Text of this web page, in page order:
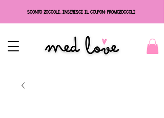
SCONTO ZOCCOLI, INSERISCI IL COUPON: PROMOZOCCOLI